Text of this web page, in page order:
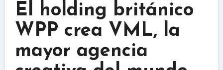
El holding británico
WPP crea VML, la
mayor agencia